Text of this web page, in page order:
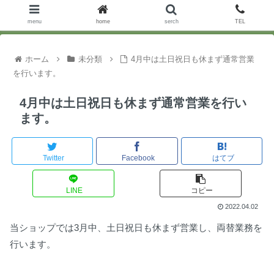
ホーム 未分類
4月中は土日祝日も休まず通常営業
を行います。
4月中は土日祝日も休まず通常営業を行い
ます。
Twitter Facebook はてブ
LINE コピー
2022.04.02
当ショップでは3月中、土日祝日も休まず営業し、両替業務を
行います。
menu home serch TEL